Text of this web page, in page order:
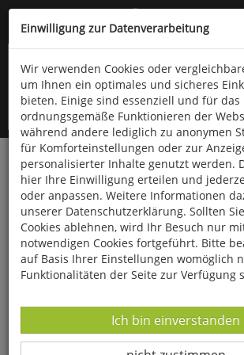
Kompletten Head der Seite
oder (06766) 9323-960
Startseite Bücher Literatur
Bornholmer Spur
Einwilligung zur Datenverarbeitung
Wir verwenden Cookies oder
um Ihnen ein optimales und sicheres
bieten. Einige sind essenziell und für das
ordnungsgemäße Funktionieren der
während andere lediglich zu anonymen
für Komforteinstellungen oder zur
personalisierter Inhalte genutzt werden.
hier Ihre Einwilligung erteilen und
oder anpassen. Weitere Informationen
unserer Datenschutzerklärung. Sollten
Cookies ablehnen, wird Ihr Besuch nur
notwendigen Cookies fortgeführt. Bitte
auf Basis Ihrer Einstellungen womöglich
Funktionalitäten der Seite zur Verfügung
Datenverarbeitung -
Ich bin einverstanden